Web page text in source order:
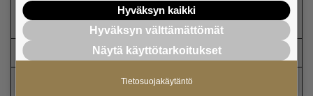
Turku
Kiinteistönvälitys Pursihei
mo Oy LKV
20400
0
Seinäjoki Kärki-Kiinteistöt Oy 87000
Hyväksyn kaikki
Hyväksyn välttämättömät
Näytä käyttötarkoitukset
Tietosuojakäytäntö